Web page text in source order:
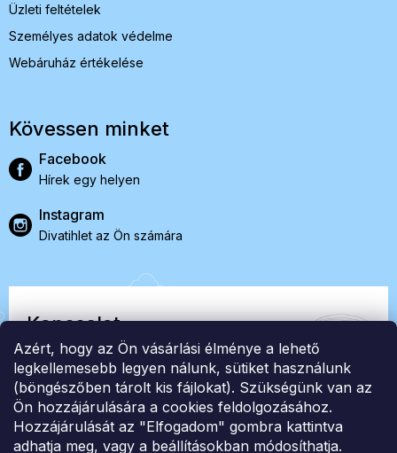
Azért, hogy az Ön vásárlási élménye a lehető
legkellemesebb legyen nálunk, sütiket használunk
(böngészőben tárolt kis fájlokat). Szükségünk van az
Ön hozzájárulására a cookies feldolgozásához.
Hozzájárulását az "Elfogadom" gombra kattintva
adhatja meg, vagy a beállításokban módosíthatja.
Üzleti feltételek
Személyes adatok védelme
Webáruház értékelése
Kövessen minket
Facebook
Hírek egy helyen
Instagram
Divatihlet az Ön számára
Kapcsolat
EasyStock s.r.o.
ID: 07727402, Adószám: CZ07727402
info@londonclub.hu